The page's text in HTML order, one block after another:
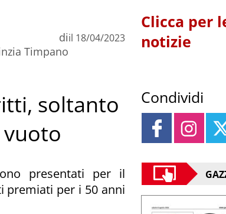
di
Timpano
il 18/04/2023
soltanto
presentati per il
premiati per i 50 anni
Clicca per
notizie
Condividi